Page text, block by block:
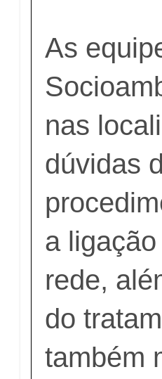
As
nas
dúvidas
a
rede,
do
também